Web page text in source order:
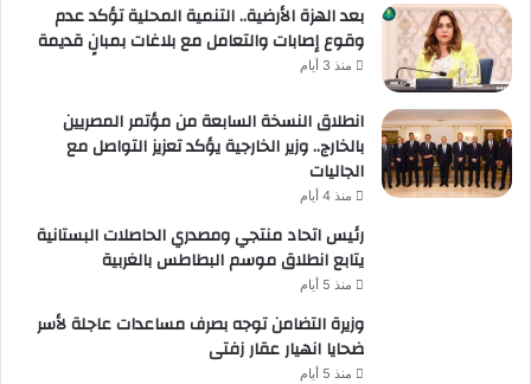
بعد الهزة الأرضية.. التنمية المحلية تؤكد عدم
وقوع إصابات والتعامل مع بلاغات بمبانٍ قديمة
منذ 3 أيام
انطلاق النسخة السابعة من مؤتمر المصريين
بالخارج.. وزير الخارجية يؤكد تعزيز التواصل مع
الجاليات
منذ 4 أيام
رئيس اتحاد منتجي ومصدري الحاصلات البستانية
يتابع انطلاق موسم البطاطس بالغربية
منذ 5 أيام
وزيرة التضامن توجه بصرف مساعدات عاجلة لأسر
ضحايا انهيار عقار زفتى
منذ 5 أيام